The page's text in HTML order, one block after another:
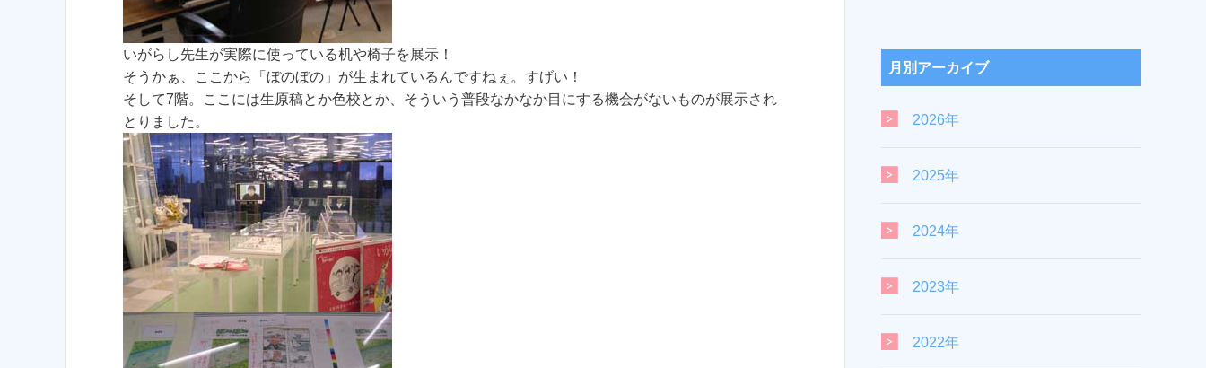
いがらし先生が実際に使っている机や椅子を展示！
そうかぁ、ここから「ぼのぼの」が生まれているんですねぇ。すげい！
そして7階。ここには生原稿とか色校とか、そういう普段なかなか目にする機会がないものが展示され
とりました。
月別アーカイブ
2026年
2025年
2024年
2023年
2022年